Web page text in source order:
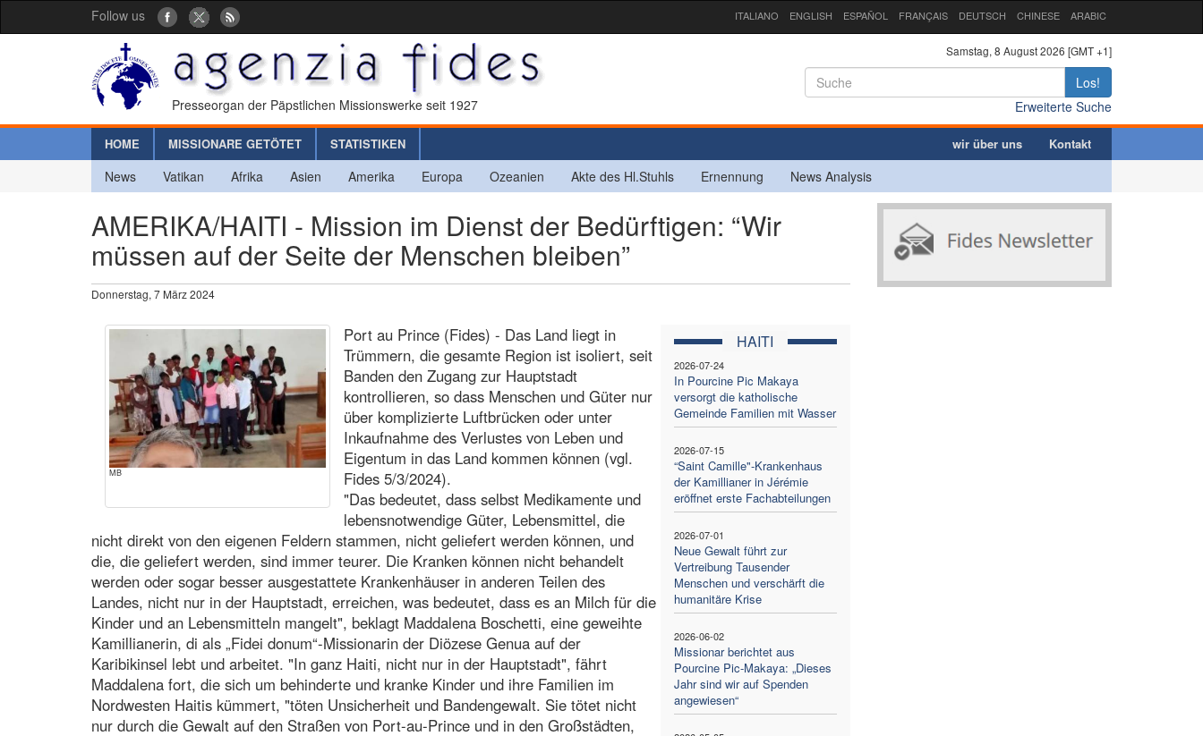
Follow us ITALIANO ENGLISH ESPAÑOL FRANÇAIS DEUTSCH CHINESE ARABIC
Presseorgan der Päpstlichen Missionswerke seit 1927
Samstag, 8 August 2026 [GMT +1]
Los!
Erweiterte Suche
HOME MISSIONARE GETÖTET STATISTIKEN wir über uns Kontakt
News Vatikan Afrika Asien Amerika Europa Ozeanien Akte des Hl.Stuhls Ernennung News Analysis
AMERIKA/HAITI - Mission im Dienst der Bedürftigen: “Wir
müssen auf der Seite der Menschen bleiben”
Donnerstag, 7 März 2024
MB
HAITI
2026-07-24
In Pourcine Pic Makaya
versorgt die katholische
Gemeinde Familien mit Wasser
2026-07-15
“Saint Camille"-Krankenhaus
der Kamillianer in Jérémie
eröffnet erste Fachabteilungen
2026-07-01
Neue Gewalt führt zur
Vertreibung Tausender
Menschen und verschärft die
humanitäre Krise
2026-06-02
Missionar berichtet aus
Pourcine Pic-Makaya: „Dieses
Jahr sind wir auf Spenden
angewiesen“
Port au Prince (Fides) - Das Land liegt in
Trümmern, die gesamte Region ist isoliert, seit
Banden den Zugang zur Hauptstadt
kontrollieren, so dass Menschen und Güter nur
über komplizierte Luftbrücken oder unter
Inkaufnahme des Verlustes von Leben und
Eigentum in das Land kommen können (vgl.
Fides 5/3/2024).
"Das bedeutet, dass selbst Medikamente und
lebensnotwendige Güter, Lebensmittel, die
nicht direkt von den eigenen Feldern stammen, nicht geliefert werden können, und
die, die geliefert werden, sind immer teurer. Die Kranken können nicht behandelt
werden oder sogar besser ausgestattete Krankenhäuser in anderen Teilen des
Landes, nicht nur in der Hauptstadt, erreichen, was bedeutet, dass es an Milch für die
Kinder und an Lebensmitteln mangelt", beklagt Maddalena Boschetti, eine geweihte
Kamillianerin, di als „Fidei donum“-Missionarin der Diözese Genua auf der
Karibikinsel lebt und arbeitet. "In ganz Haiti, nicht nur in der Hauptstadt", fährt
Maddalena fort, die sich um behinderte und kranke Kinder und ihre Familien im
Nordwesten Haitis kümmert, "töten Unsicherheit und Bandengewalt. Sie tötet nicht
nur durch die Gewalt auf den Straßen von Port-au-Prince und in den Großstädten,